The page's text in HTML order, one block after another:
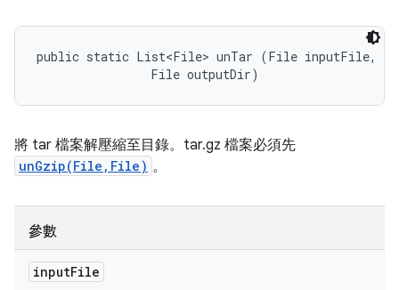
public static List<File> unTar (File inputFile,
                File outputDir)
將 tar 檔案解壓縮至目錄。tar.gz 檔案必須先
unGzip(File,File) 。
參數
inputFile